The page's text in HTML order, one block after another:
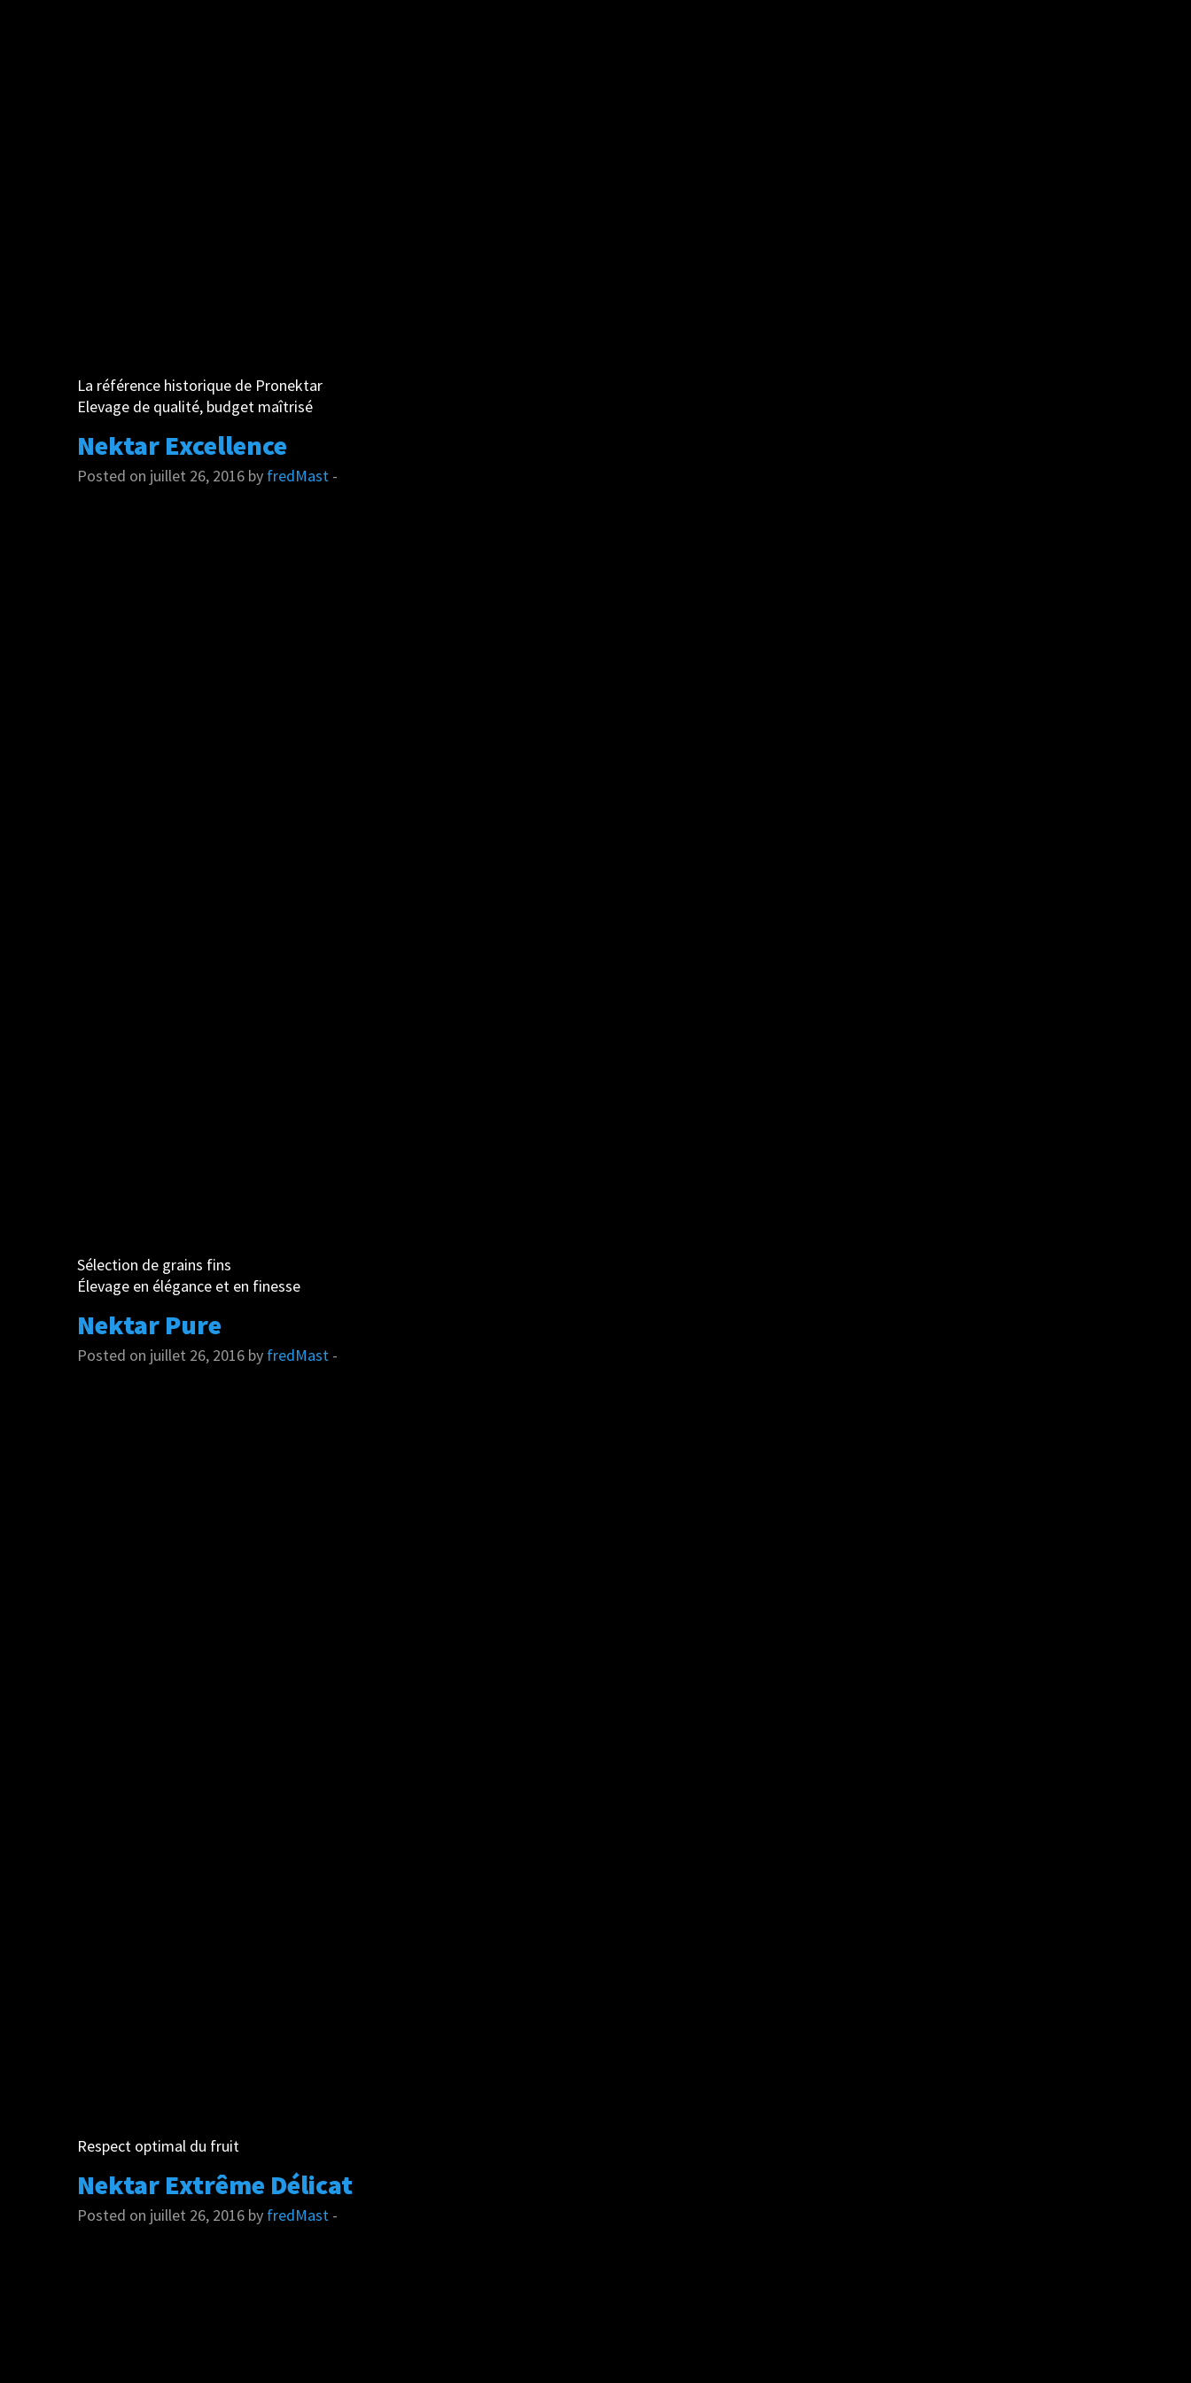
La référence historique de Pronektar
Elevage de qualité, budget maîtrisé
Nektar Excellence
Posted on juillet 26, 2016 by fredMast -
Sélection de grains fins
Élevage en élégance et en finesse
Nektar Pure
Posted on juillet 26, 2016 by fredMast -
Respect optimal du fruit
Nektar Extrême Délicat
Posted on juillet 26, 2016 by fredMast -